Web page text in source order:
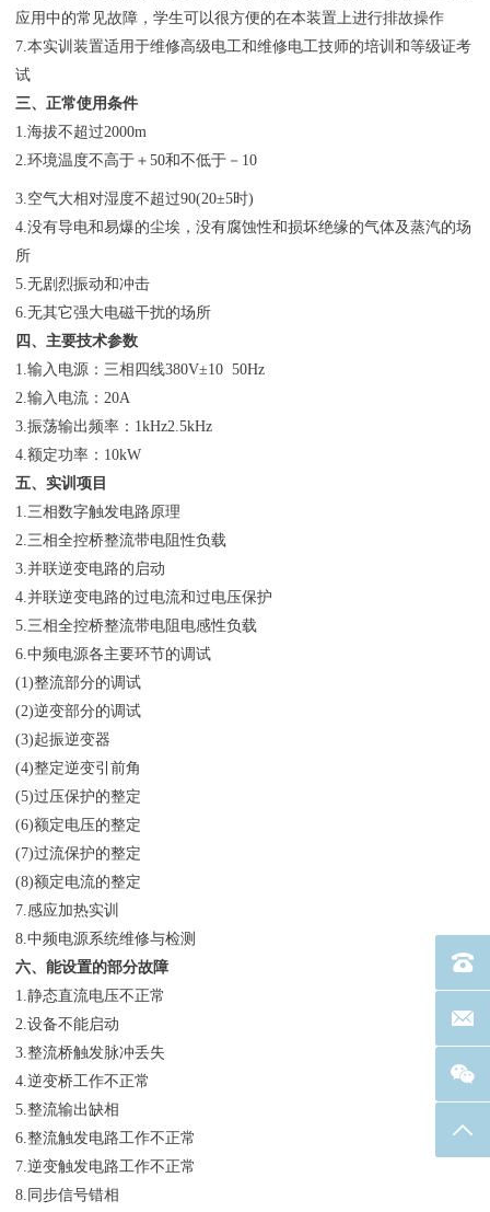
应用中的常见故障，学生可以很方便的在本装置上进行排故操作
7.本实训装置适用于维修高级电工和维修电工技师的培训和等级证考
试
三、正常使用条件
1.海拔不超过2000m
2.环境温度不高于＋50和不低于－10
3.空气大相对湿度不超过90(20±5时)
4.没有导电和易爆的尘埃，没有腐蚀性和损坏绝缘的气体及蒸汽的场
所
5.无剧烈振动和冲击
6.无其它强大电磁干扰的场所
四、主要技术参数
1.输入电源：三相四线380V±10 50Hz
2.输入电流：20A
3.振荡输出频率：1kHz2.5kHz
4.额定功率：10kW
五、实训项目
1.三相数字触发电路原理
2.三相全控桥整流带电阻性负载
3.并联逆变电路的启动
4.并联逆变电路的过电流和过电压保护
5.三相全控桥整流带电阻电感性负载
6.中频电源各主要环节的调试
(1)整流部分的调试
(2)逆变部分的调试
(3)起振逆变器
(4)整定逆变引前角
(5)过压保护的整定
(6)额定电压的整定
(7)过流保护的整定
(8)额定电流的整定
7.感应加热实训
8.中频电源系统维修与检测
六、能设置的部分故障
1.静态直流电压不正常
2.设备不能启动
3.整流桥触发脉冲丢失
4.逆变桥工作不正常
5.整流输出缺相
6.整流触发电路工作不正常
7.逆变触发电路工作不正常
8.同步信号错相
电话
联系
返回